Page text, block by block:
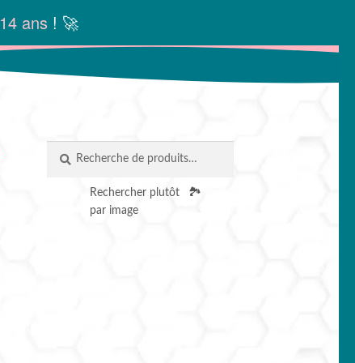
14 ans ! 🚀
pour :
RECHERCHE
Rechercher plutôt
par image
🏞️